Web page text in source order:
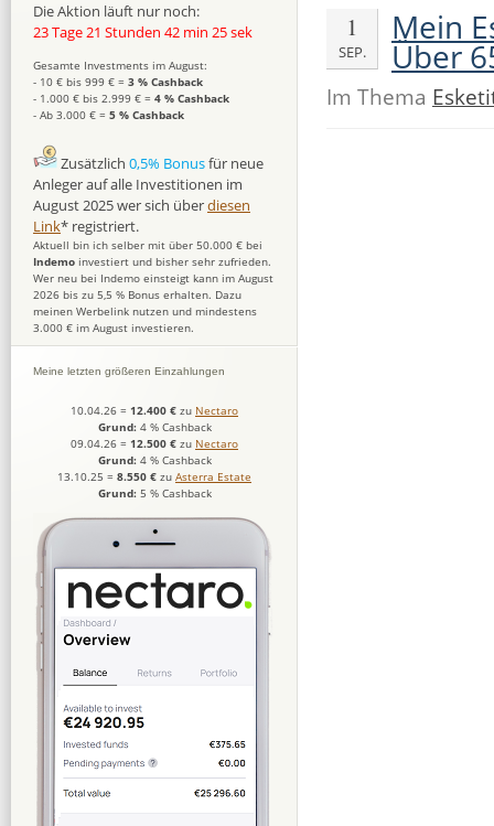
1
SEP.
Mein
Über
Im Thema
Die Aktion läuft nur noch:
23 Tage 21 Stunden 42 min 24 sek
Gesamte Investments im August:
- 10 € bis 999 € = 3 % Cashback
- 1.000 € bis 2.999 € = 4 % Cashback
- Ab 3.000 € = 5 % Cashback
Zusätzlich 0,5% Bonusfür neue
Anleger auf alle Investitionen im
August 2025 wer sich überdiesen
Link* registriert.
Aktuell bin ich selber mit über 50.000 € bei
Indemo investiert und bisher sehr zufrieden.
Wer neu bei Indemo einsteigt kann im August
2026 bis zu 5,5 % Bonus erhalten. Dazu
meinen Werbelink nutzen und mindestens
3.000 € im August investieren.
Meine letzten größeren Einzahlungen
10.04.26 = 12.400 € zu Nectaro
Grund: 4 % Cashback
09.04.26 = 12.500 € zu Nectaro
Grund: 4 % Cashback
13.10.25 = 8.550 € zu Asterra Estate
Grund: 5 % Cashback